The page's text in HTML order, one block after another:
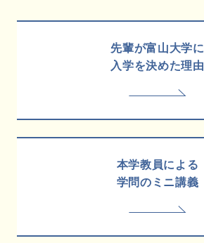
先輩が富山大学に
入学を決めた理由
本学教員による
学問のミニ講義